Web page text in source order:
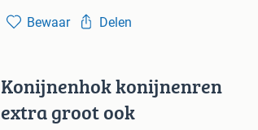
Bewaar Delen
Konijnenhok konijnenren
extra groot ook